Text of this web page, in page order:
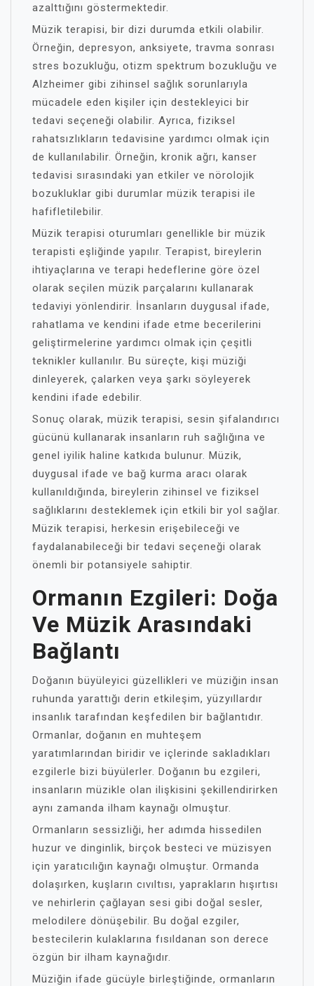
azalttığını göstermektedir.
Müzik terapisi, bir dizi durumda etkili olabilir.
Örneğin, depresyon, anksiyete, travma sonrası
stres bozukluğu, otizm spektrum bozukluğu ve
Alzheimer gibi zihinsel sağlık sorunlarıyla
mücadele eden kişiler için destekleyici bir
tedavi seçeneği olabilir. Ayrıca, fiziksel
rahatsızlıkların tedavisine yardımcı olmak için
de kullanılabilir. Örneğin, kronik ağrı, kanser
tedavisi sırasındaki yan etkiler ve nörolojik
bozukluklar gibi durumlar müzik terapisi ile
hafifletilebilir.
Müzik terapisi oturumları genellikle bir müzik
terapisti eşliğinde yapılır. Terapist, bireylerin
ihtiyaçlarına ve terapi hedeflerine göre özel
olarak seçilen müzik parçalarını kullanarak
tedaviyi yönlendirir. İnsanların duygusal ifade,
rahatlama ve kendini ifade etme becerilerini
geliştirmelerine yardımcı olmak için çeşitli
teknikler kullanılır. Bu süreçte, kişi müziği
dinleyerek, çalarken veya şarkı söyleyerek
kendini ifade edebilir.
Sonuç olarak, müzik terapisi, sesin şifalandırıcı
gücünü kullanarak insanların ruh sağlığına ve
genel iyilik haline katkıda bulunur. Müzik,
duygusal ifade ve bağ kurma aracı olarak
kullanıldığında, bireylerin zihinsel ve fiziksel
sağlıklarını desteklemek için etkili bir yol sağlar.
Müzik terapisi, herkesin erişebileceği ve
faydalanabileceği bir tedavi seçeneği olarak
önemli bir potansiyele sahiptir.
Ormanın Ezgileri: Doğa
Ve Müzik Arasındaki
Bağlantı
Doğanın büyüleyici güzellikleri ve müziğin insan
ruhunda yarattığı derin etkileşim, yüzyıllardır
insanlık tarafından keşfedilen bir bağlantıdır.
Ormanlar, doğanın en muhteşem
yaratımlarından biridir ve içlerinde sakladıkları
ezgilerle bizi büyülerler. Doğanın bu ezgileri,
insanların müzikle olan ilişkisini şekillendirirken
aynı zamanda ilham kaynağı olmuştur.
Ormanların sessizliği, her adımda hissedilen
huzur ve dinginlik, birçok besteci ve müzisyen
için yaratıcılığın kaynağı olmuştur. Ormanda
dolaşırken, kuşların cıvıltısı, yaprakların hışırtısı
ve nehirlerin çağlayan sesi gibi doğal sesler,
melodilere dönüşebilir. Bu doğal ezgiler,
bestecilerin kulaklarına fısıldanan son derece
özgün bir ilham kaynağıdır.
Müziğin ifade gücüyle birleştiğinde, ormanların